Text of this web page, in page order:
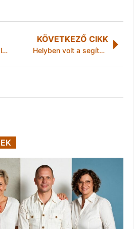
Berúgta a tömegközlekedési eszköz üvegajtaját
KÖVETKEZŐ CIKK
Helyben volt a segítség